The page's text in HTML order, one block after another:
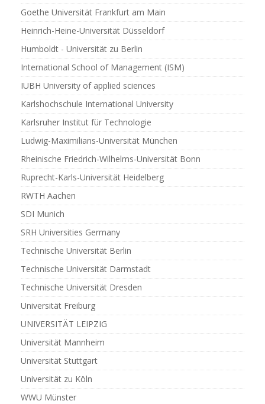
Goethe Universität Frankfurt am Main
Heinrich-Heine-Universität Düsseldorf
Humboldt - Universität zu Berlin
International School of Management (ISM)
IUBH University of applied sciences
Karlshochschule International University
Karlsruher Institut für Technologie
Ludwig-Maximilians-Universität München
Rheinische Friedrich-Wilhelms-Universität Bonn
Ruprecht-Karls-Universität Heidelberg
RWTH Aachen
SDI Munich
SRH Universities Germany
Technische Universität Berlin
Technische Universität Darmstadt
Technische Universität Dresden
Universität Freiburg
UNIVERSITÄT LEIPZIG
Universität Mannheim
Universität Stuttgart
Universität zu Köln
WWU Münster